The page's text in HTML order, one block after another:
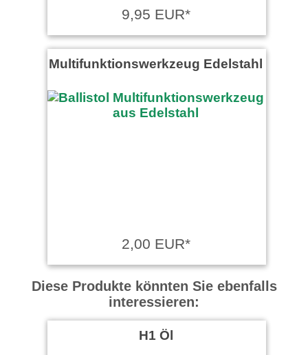
9,95 EUR*
Multifunktionswerkzeug Edelstahl
2,00 EUR*
Diese Produkte könnten Sie ebenfalls
interessieren:
H1 Öl